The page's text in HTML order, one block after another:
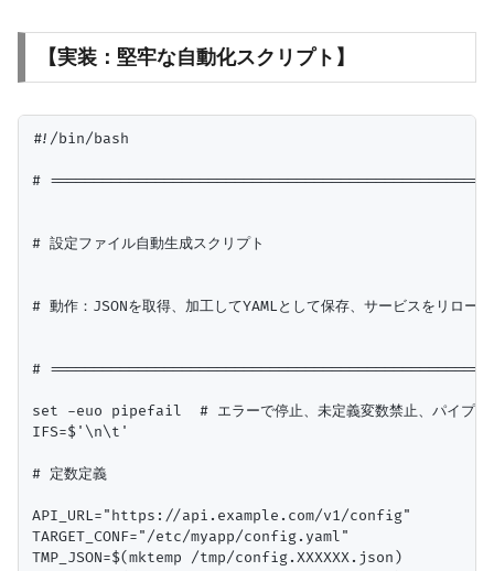
【実装：堅牢な自動化スクリプト】
#!/bin/bash
#
# 設定ファイル自動生成スクリプト
# 動作：JSONを取得、加工してYAMLとして保存、サービスをリロー
#
set -euo pipefail  # エラーで停止、未定義変数禁止、パイプ内
IFS=$'\n\t'
# 定数定義
API_URL="https://api.example.com/v1/config"
TARGET_CONF="/etc/myapp/config.yaml"
TMP_JSON=$(mktemp /tmp/config.XXXXXX.json)